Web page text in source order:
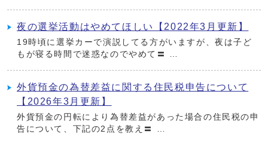
夜の選挙活動はやめてほしい【2022年3月更新】
19時頃に選挙カーで演説してる方がいますが、夜は子ど
もが寝る時間で迷惑なのでやめて〓 …
外貨預金の為替差益に関する住民税申告について
【2026年3月更新】
外貨預金の円転により為替差益があった場合の住民税の申
告について、下記の2点を教え〓 …